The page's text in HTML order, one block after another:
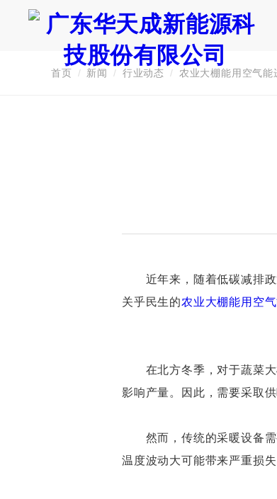
首页 / 新闻 / 行业动态 / 农业大棚能用空气能
近年来，随着低碳减排政
关乎民生的农业大棚能用空
在北方冬季，对于蔬菜大
影响产量。因此，需要采取
然而，传统的采暖设备需
温度波动大可能带来严重损